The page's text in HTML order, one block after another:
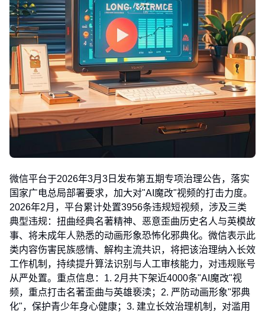
微信平台于2026年3月3日发布第五期专项治理公告，落实
国家广电总局部署要求，加大对"AI魔改"视频的打击力度。
2026年2月，平台累计处置3956条违规短视频，涉及三类
典型违规：扭曲经典名著精神、恶意歪曲历史名人与英模故
事、将未成年人熟悉的动画形象恐怖化邪典化。微信表示此
类内容伤害民族感情、解构主流共识，将把该治理纳入长效
工作机制，持续提升算法识别与人工审核能力，对违规账号
从严处置。重点信息：1. 2月共下架近4000条"AI魔改"视
频，重点打击名著歪曲与英雄亵渎；2. 严防动画形象"邪典
化"，保护青少年身心健康；3. 建立长效治理机制，对滥用